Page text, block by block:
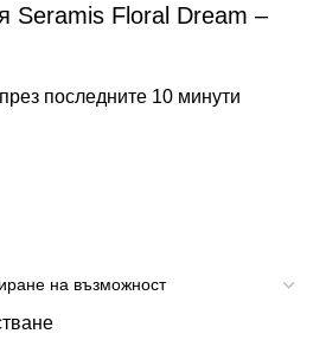
Seramis Floral Dream –
последните 10 минути